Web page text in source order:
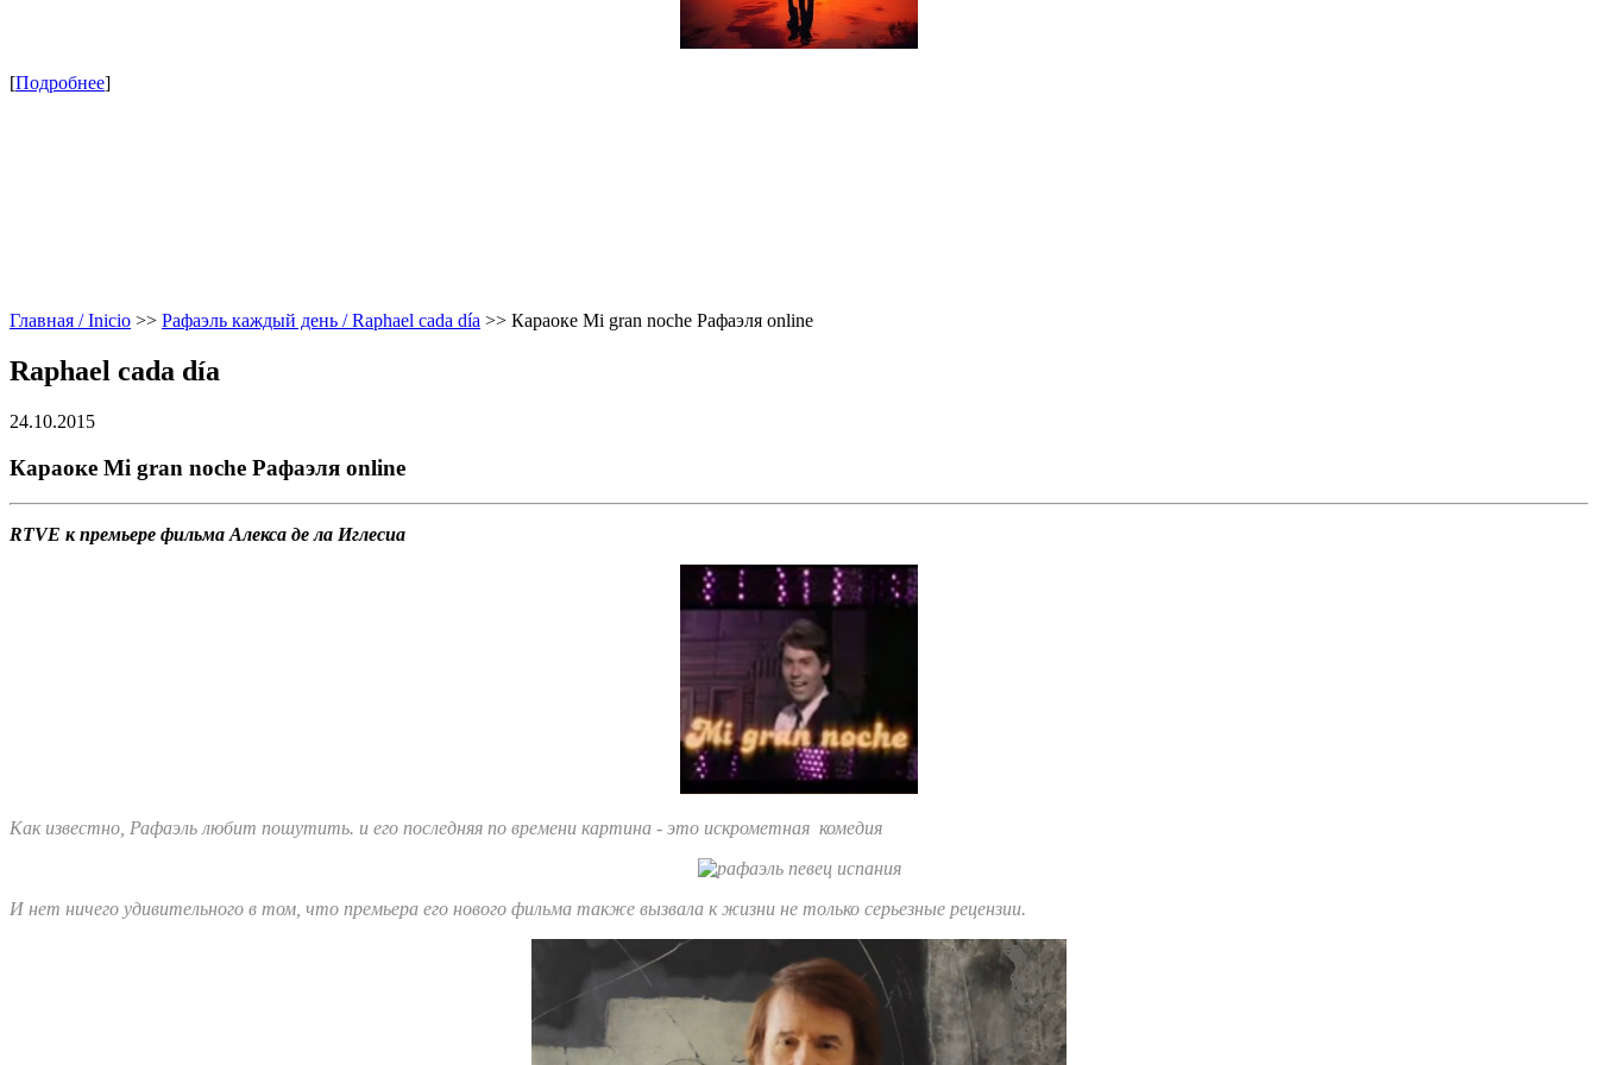
[Подробнее]
Главная / Inicio >> Рафаэль каждый день / Raphael cada día >> Караоке Mi gran noche Рафаэля online
Raphael cada día
24.10.2015
Караоке Mi gran noche Рафаэля online
RTVE к премьере фильма Алекса де ла Иглесиа
Как известно, Рафаэль любит пошутить. и его последняя по времени картина - это искрометная комедия
И нет ничего удивительного в том, что премьера его нового фильма также вызвала к жизни не только серьезные рецензии.